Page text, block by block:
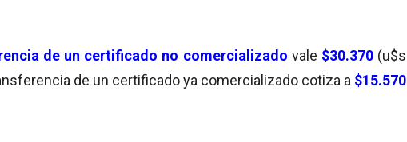
de un certificado no comercializado vale $30.370(u$s
de un certificado ya comercializado cotiza a $15.570